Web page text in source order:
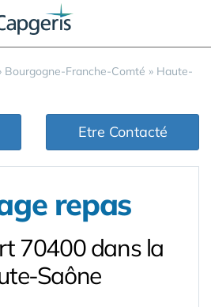
Bourgogne-Franche-Comté » Haute-
Etre Contacté
repas
70400 dans la
Saône